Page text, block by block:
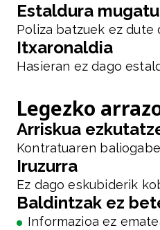
Estaldura
Poliza batzuek ez dute
Itxaronaldia
Hasieran ez dago
Legezko
Arriskua
Kontratuaren
Iruzurra
Ez dago eskubiderik
Baldintzak ez
Informazioa ez